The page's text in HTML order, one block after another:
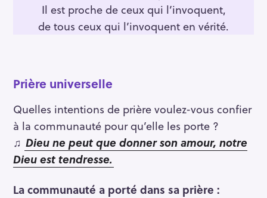
Il est proche de ceux qui l’invoquent,
de tous ceux qui l’invoquent en vérité.
Prière universelle
Quelles intentions de prière voulez-vous confier
à la communauté pour qu’elle les porte ?
♫ Dieu ne peut que donner son amour, notre
Dieu est tendresse.
La communauté a porté dans sa prière :